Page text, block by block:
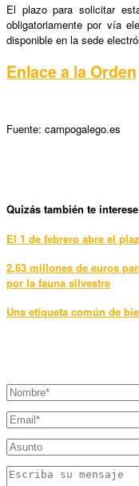
El plazo para solicitar
obligatoriamente por vía
disponible en la sede
Enlace a la Orden
Fuente: campogalego.es
Quizás también te
El 1 de febrero abre el
2,63 millones de euros
por la fauna silvestre
Una etiqueta común de